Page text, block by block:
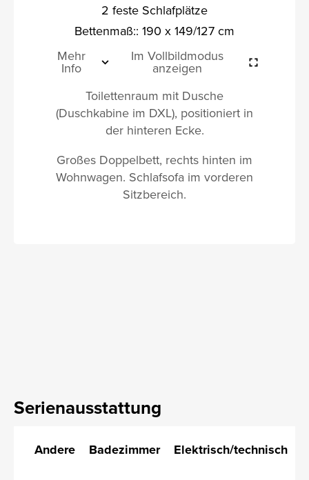
2 feste Schlafplätze
Bettenmaß:: 190 x 149/127 cm
Mehr
Info
Im Vollbildmodus
anzeigen
Toilettenraum mit Dusche
(Duschkabine im DXL), positioniert in
der hinteren Ecke.
Großes Doppelbett, rechts hinten im
Wohnwagen. Schlafsofa im vorderen
Sitzbereich.
Serienausstattung
Andere Badezimmer Elektrisch/technisch